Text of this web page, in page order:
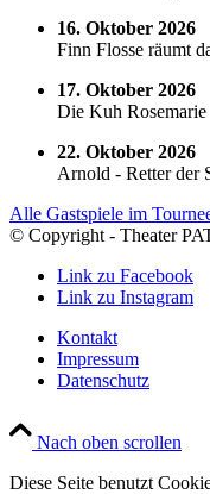
16. Oktober 2026
Finn Flosse räumt
17. Oktober 2026
Die Kuh Rosemarie
22. Oktober 2026
Arnold - Retter der
Alle Gastspiele im
© Copyright - Theater
Link zu Facebook
Link zu Instagram
Kontakt
Impressum
Datenschutz
Nach oben scrollen
Diese Seite benutzt